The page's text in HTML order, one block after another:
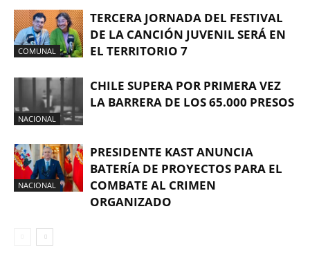
COMUNAL
TERCERA JORNADA DEL FESTIVAL
DE LA CANCIÓN JUVENIL SERÁ EN
EL TERRITORIO 7
NACIONAL
CHILE SUPERA POR PRIMERA VEZ
LA BARRERA DE LOS 65.000 PRESOS
NACIONAL
PRESIDENTE KAST ANUNCIA
BATERÍA DE PROYECTOS PARA EL
COMBATE AL CRIMEN
ORGANIZADO